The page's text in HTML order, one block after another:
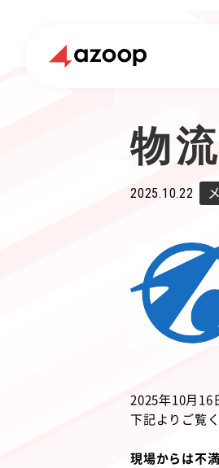
物
2025.10.22
2025年10月16
下記よりご覧
現場からは不